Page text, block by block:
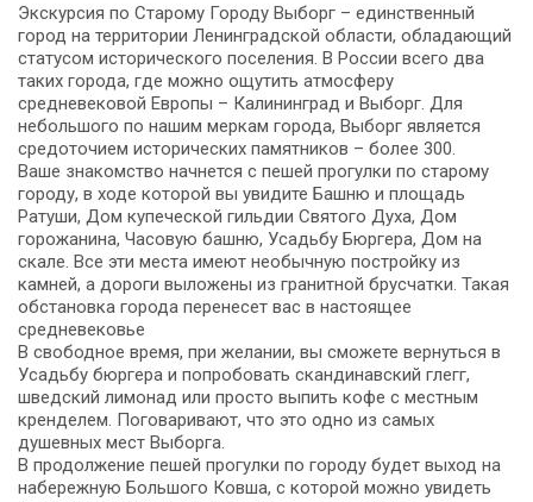
Экскурсия по Старому Городу Выборг – единственный
город на территории Ленинградской области, обладающий
статусом исторического поселения. В России всего два
таких города, где можно ощутить атмосферу
средневековой Европы – Калининград и Выборг. Для
небольшого по нашим меркам города, Выборг является
средоточием исторических памятников – более 300.
Ваше знакомство начнется с пешей прогулки по старому
городу, в ходе которой вы увидите Башню и площадь
Ратуши, Дом купеческой гильдии Святого Духа, Дом
горожанина, Часовую башню, Усадьбу Бюргера, Дом на
скале. Все эти места имеют необычную постройку из
камней, а дороги выложены из гранитной брусчатки. Такая
обстановка города перенесет вас в настоящее
средневековье
В свободное время, при желании, вы сможете вернуться в
Усадьбу бюргера и попробовать скандинавский глегг,
шведский лимонад или просто выпить кофе с местным
кренделем. Поговаривают, что это одно из самых
душевных мест Выборга.
В продолжение пешей прогулки по городу будет выход на
набережную Большого Ковша, с которой можно увидеть